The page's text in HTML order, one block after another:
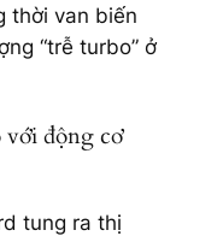
thời van biến
“trễ turbo” ở
với động cơ
tung ra thị